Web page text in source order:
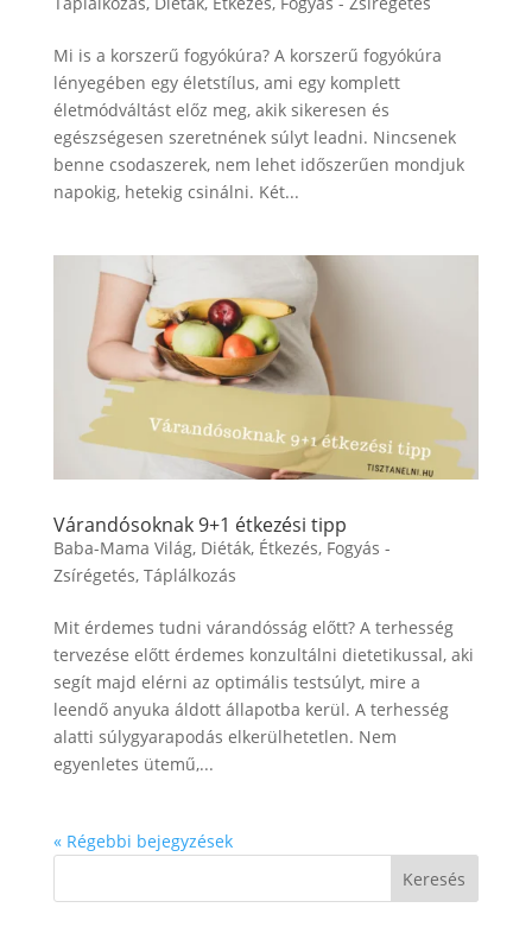
Mi is a korszerű fogyókúra? A korszerű fogyókúra
lényegében egy életstílus, ami egy komplett
életmódváltást előz meg, akik sikeresen és
egészségesen szeretnének súlyt leadni. Nincsenek
benne csodaszerek, nem lehet időszerűen mondjuk
napokig, hetekig csinálni. Két...
Várandósoknak 9+1 étkezési tipp
Baba-Mama Világ, Diéták, Étkezés, Fogyás -
Zsírégetés, Táplálkozás
Mit érdemes tudni várandósság előtt? A terhesség
tervezése előtt érdemes konzultálni dietetikussal, aki
segít majd elérni az optimális testsúlyt, mire a
leendő anyuka áldott állapotba kerül. A terhesség
alatti súlygyarapodás elkerülhetetlen. Nem
egyenletes ütemű,...
« Régebbi bejegyzések